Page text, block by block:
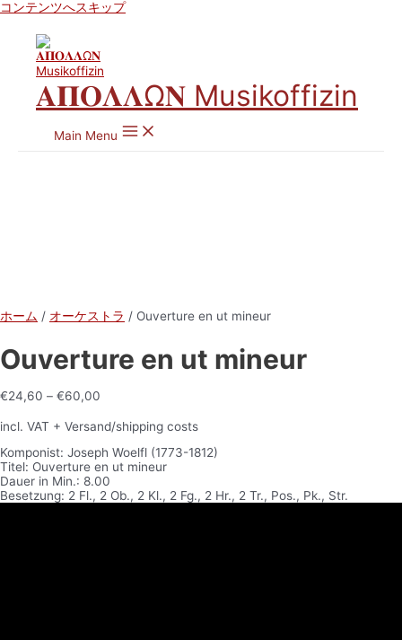
コンテンツへスキップ
𝚨𝚷𝚶𝚲𝚲Ω𝚴 Musikoffizin
Main Menu
ホーム / オーケストラ / Ouverture en ut mineur
Ouverture en ut mineur
€24,60 – €60,00
incl. VAT + Versand/shipping costs
Komponist: Joseph Woelfl (1773-1812)
Titel: Ouverture en ut mineur
Dauer in Min.: 8.00
Besetzung: 2 Fl., 2 Ob., 2 Kl., 2 Fg., 2 Hr., 2 Tr., Pos., Pk., Str.